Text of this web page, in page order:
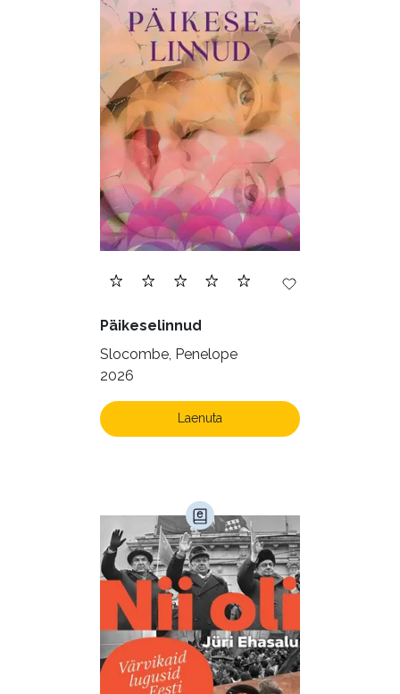
Päikeselinnud
Slocombe, Penelope
2026
Laenuta